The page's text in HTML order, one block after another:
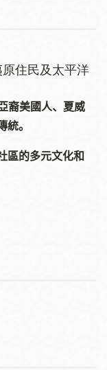
原住民及太平洋
裔美國人、夏威
統。
區的多元文化和